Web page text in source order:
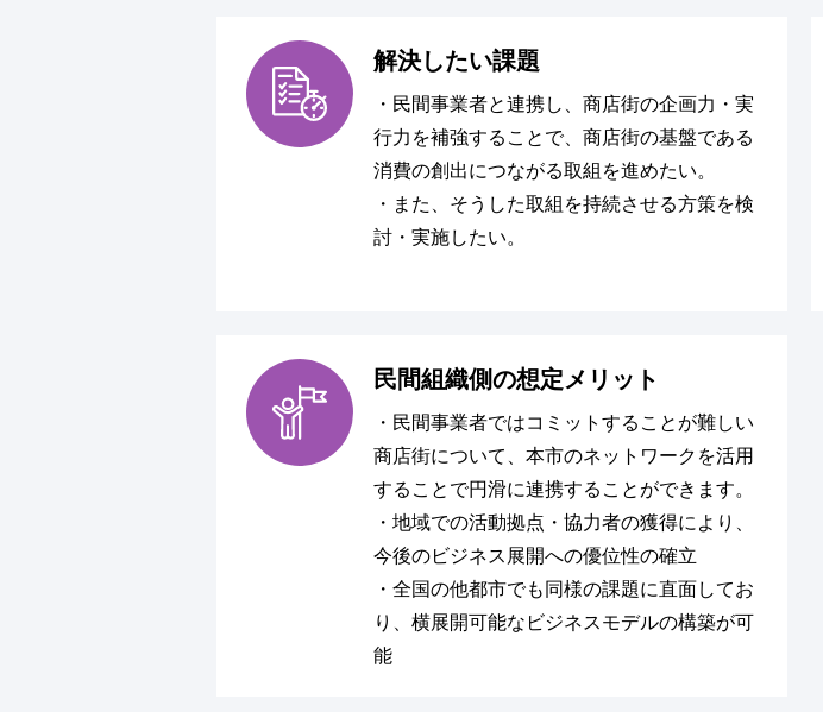
解決したい課題
・民間事業者と連携し、商店街の企画力・実
行力を補強することで、商店街の基盤である
消費の創出につながる取組を進めたい。
・また、そうした取組を持続させる方策を検
討・実施したい。
民間組織側の想定メリット
・民間事業者ではコミットすることが難しい
商店街について、本市のネットワークを活用
することで円滑に連携することができます。
・地域での活動拠点・協力者の獲得により、
今後のビジネス展開への優位性の確立
・全国の他都市でも同様の課題に直面してお
り、横展開可能なビジネスモデルの構築が可
能